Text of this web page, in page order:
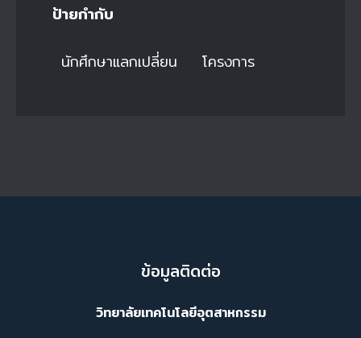
ป้ายกำกับ
นักศึกษาแลกเปลี่ยน โครงการ
ข้อมูลติดต่อ
วิทยาลัยเทคโนโลยีอุตสาหกรรม